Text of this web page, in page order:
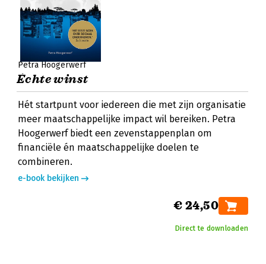
Petra Hoogerwerf
Échte winst
Hét startpunt voor iedereen die met zijn organisatie
meer maatschappelijke impact wil bereiken. Petra
Hoogerwerf biedt een zevenstappenplan om
financiële én maatschappelijke doelen te
combineren.
e-book bekijken
€ 24,50
Direct te downloaden